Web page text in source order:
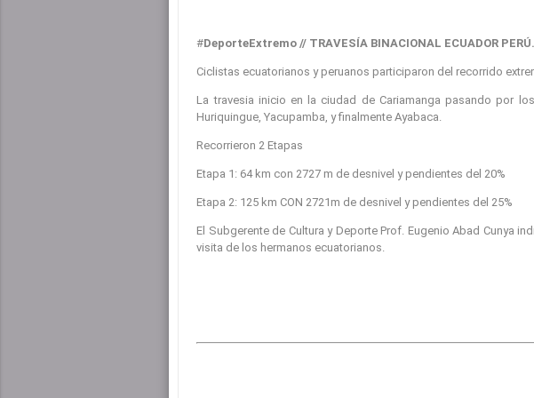
#DeporteExtremo // TRAVESÍA BINACIONAL ECUADOR PERÚ.
Ciclistas ecuatorianos y peruanos participaron del recorrido
La travesia inicio en la ciudad de Cariamanga pasando por
Huriquingue, Yacupamba, y finalmente Ayabaca.
Recorrieron 2 Etapas
Etapa 1: 64 km con 2727 m de desnivel y pendientes del 20%
Etapa 2: 125 km CON 2721m de desnivel y pendientes del 25%
El Subgerente de Cultura y Deporte Prof. Eugenio Abad Cunya
visita de los hermanos ecuatorianos.